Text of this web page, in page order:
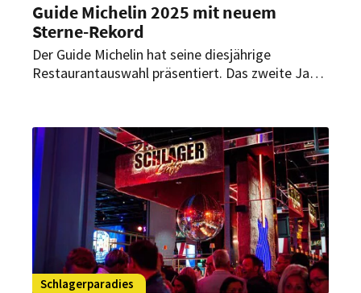
Guide Michelin 2025 mit neuem
Sterne-Rekord
Der Guide Michelin hat seine diesjährige
Restaurantauswahl präsentiert. Das zweite Jahr
haben es dabei mit der Höchstwertung von drei
Sternen in den Spitzenküchen-Olymp geschafft.
Schlagerparadies